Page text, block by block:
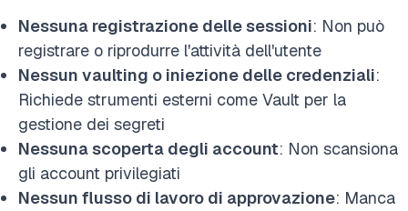
Nessuna registrazione delle sessioni: Non può
registrare o riprodurre l'attività dell'utente
Nessun vaulting o iniezione delle credenziali:
Richiede strumenti esterni come Vault per la
gestione dei segreti
Nessuna scoperta degli account: Non scansiona
gli account privilegiati
Nessun flusso di lavoro di approvazione: Manca